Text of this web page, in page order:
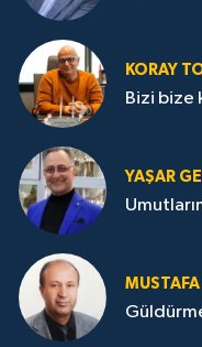
KORAY
Bizi bize
YAŞAR
MUSTAFA